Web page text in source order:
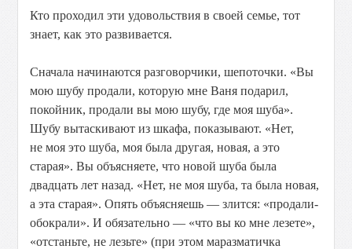
Кто проходил эти удовольствия в своей семье, тот
знает, как это развивается.
Сначала начинаются разговорчики, шепоточки. «Вы
мою шубу продали, которую мне Ваня подарил,
покойник, продали вы мою шубу, где моя шуба».
Шубу вытаскивают из шкафа, показывают. «Нет,
не моя это шуба, моя была другая, новая, а это
старая». Вы объясняете, что новой шуба была
двадцать лет назад. «Нет, не моя шуба, та была новая,
а эта старая». Опять объясняешь — злится: «продали-
обокрали». И обязательно — «что вы ко мне лезете»,
«отстаньте, не лезьте» (при этом маразматичка